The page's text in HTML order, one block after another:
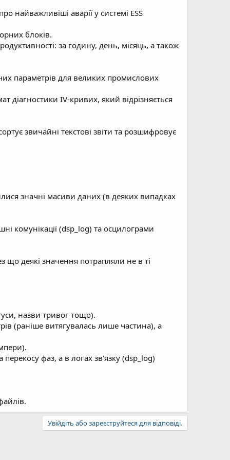
найважливіші аварії у системі ESS
блоків.
за годину, день, місяць, а також
параметрів для великих промислових
IV-кривих, який відрізняється
звичайні текстові звіти та розшифровує
значні масиви даних (в деяких випадках
комунікації (dsp_log) та осцилограми
що деякі значення потрапляли не в ті
назви тривог тощо).
(раніше витягувалась лише частина), а
фаз, а в логах зв'язку (dsp_log)
Увійдіть або зареєструйтеся для відповіді.